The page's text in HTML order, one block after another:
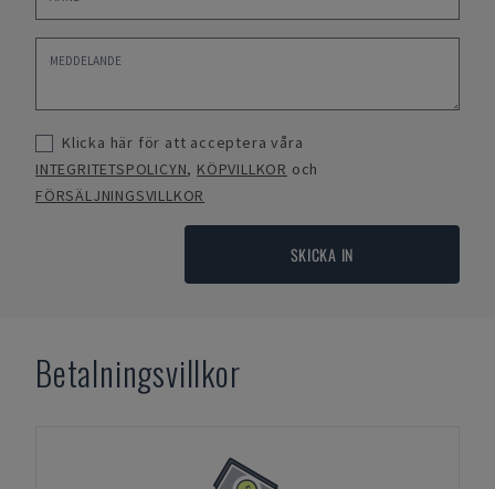
Klicka här för att acceptera våra
INTEGRITETSPOLICYN, KÖPVILLKOR och
FÖRSÄLJNINGSVILLKOR
SKICKA IN
Betalningsvillkor